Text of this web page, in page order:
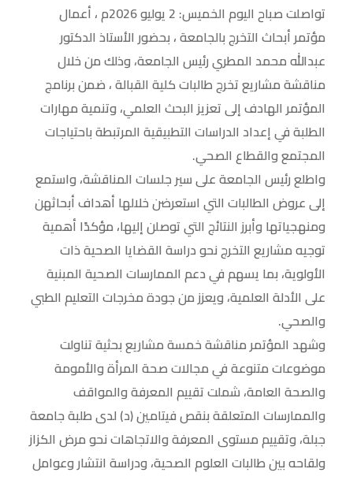
تواصلت صباح اليوم الخميس: 2 يوليو 2026م ، أعمال
مؤتمر أبحاث التخرج بالجامعة ، بحضور الأستاذ الدكتور
عبدالله محمد المطري رئيس الجامعة، وذلك من خلال
مناقشة مشاريع تخرج طالبات كلية القبالة ، ضمن برنامج
المؤتمر الهادف إلى تعزيز البحث العلمي، وتنمية مهارات
الطلبة في إعداد الدراسات التطبيقية المرتبطة باحتياجات
المجتمع والقطاع الصحي.
واطلع رئيس الجامعة على سير جلسات المناقشة، واستمع
إلى عروض الطالبات التي استعرضن خلالها أهداف أبحاثهن
ومنهجياتها وأبرز النتائج التي توصلن إليها، مؤكدًا أهمية
توجيه مشاريع التخرج نحو دراسة القضايا الصحية ذات
الأولوية، بما يسهم في دعم الممارسات الصحية المبنية
على الأدلة العلمية، ويعزز من جودة مخرجات التعليم الطبي
والصحي.
وشهد المؤتمر مناقشة خمسة مشاريع بحثية تناولت
موضوعات متنوعة في مجالات صحة المرأة والأمومة
والصحة العامة، شملت تقييم المعرفة والمواقف
والممارسات المتعلقة بنقص فيتامين (د) لدى طلبة جامعة
جبلة، وتقييم مستوى المعرفة والاتجاهات نحو مرض الكزاز
ولقاحه بين طالبات العلوم الصحية، ودراسة انتشار وعوامل